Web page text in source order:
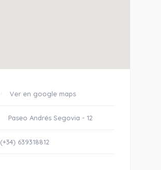
Ver en google maps
Paseo Andrés Segovia - 12
(+34) 639318812